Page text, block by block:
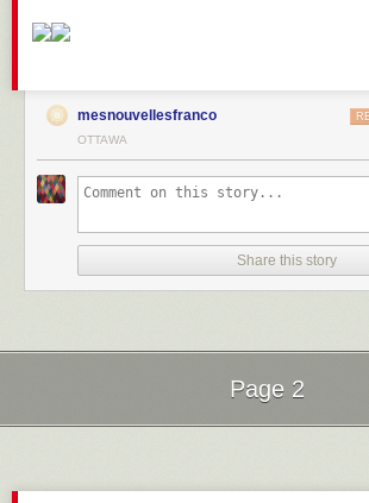
mesnouvellesfranco
OTTAWA
Share this story
Page 2